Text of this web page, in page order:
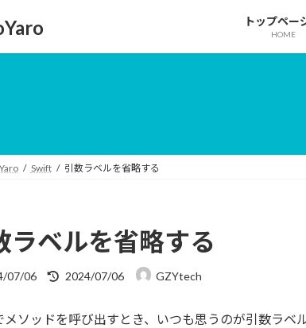
トップペー
HOME
Swift 引数ラベルを省略する
ラベルを省略する
07/06
最
新
2024/07/06 GZYtech
メソッドを呼び出すとき、いつも思うのが引数ラベ